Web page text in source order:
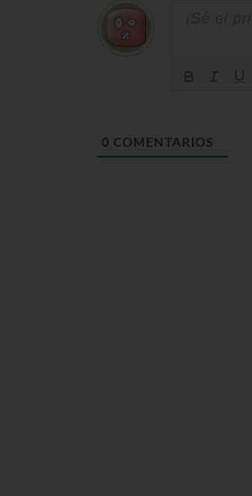
0 COMENTARIOS